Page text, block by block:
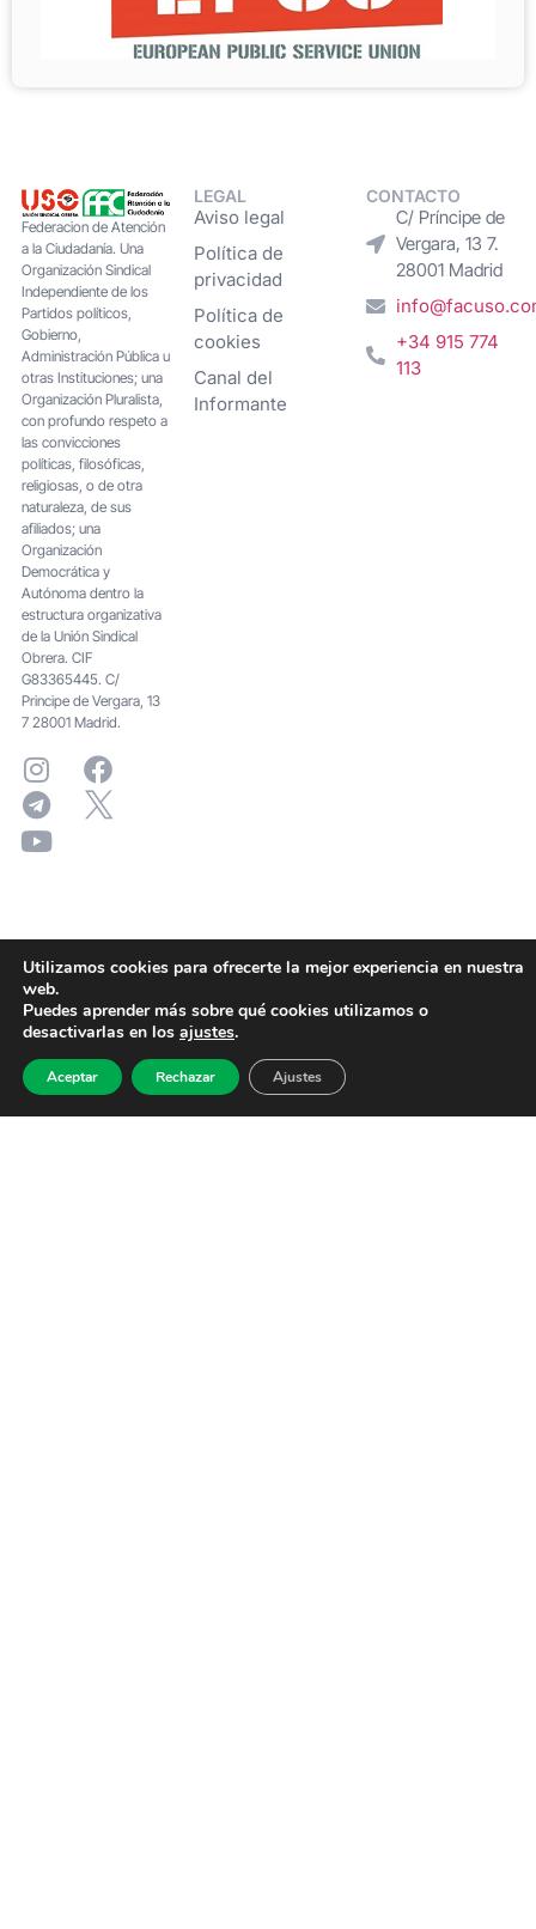
Federacion de Atención
a la Ciudadanía. Una
Organización Sindical
Independiente de los
Partidos políticos,
Gobierno,
Administración Pública u
otras Instituciones; una
Organización Pluralista,
con profundo respeto a
las convicciones
políticas, filosóficas,
religiosas, o de otra
naturaleza, de sus
afiliados; una
Organización
Democrática y
Autónoma dentro la
estructura organizativa
de la Unión Sindical
Obrera. CIF
G83365445. C/
Principe de Vergara, 13
7 28001 Madrid.
LEGAL
Aviso legal
Política de
privacidad
Política de
cookies
Canal del
Informante
CONTACTO
C/ Príncipe de
Vergara, 13 7.
28001 Madrid
+34 915 774
113
Utilizamos cookies para ofrecerte la mejor experiencia en nuestra
web.
Puedes aprender más sobre qué cookies utilizamos o
desactivarlas en los ajustes.
Aceptar Rechazar Ajustes